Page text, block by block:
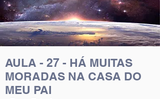
AULA - 27 - HÁ MUITAS
MORADAS NA CASA DO
MEU PAI